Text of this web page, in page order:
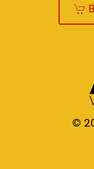
©